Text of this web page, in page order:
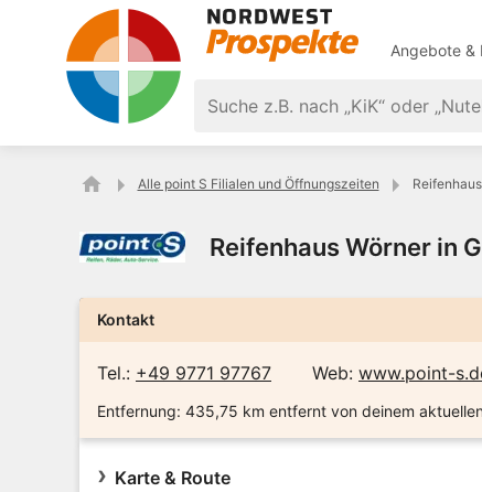
Angebote &
Alle point S Filialen und Öffnungszeiten
Reifenhaus Wörner in
Kontakt
Tel.: +49 9771 97767 Web: www.point-
Entfernung: 435,75 km entfernt von deinem
Karte & Route